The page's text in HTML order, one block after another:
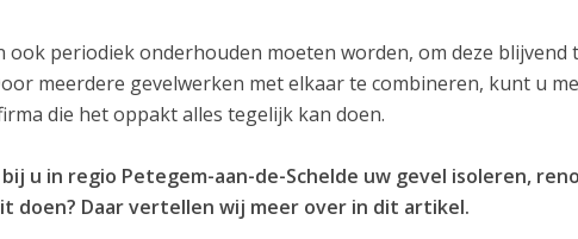
ook periodiek onderhouden moeten worden, om deze blijvend
meerdere gevelwerken met elkaar te combineren, kunt u
die het oppakt alles tegelijk kan doen.
bij u in regio Petegem-aan-de-Schelde uw gevel isoleren,
doen? Daar vertellen wij meer over in dit artikel.